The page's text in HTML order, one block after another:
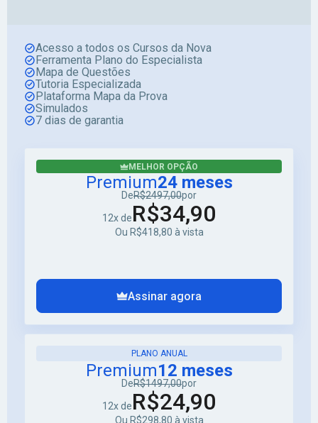
Acesso a todos os Cursos da Nova
Ferramenta Plano do Especialista
Mapa de Questões
Tutoria Especializada
Plataforma Mapa da Prova
Simulados
7 dias de garantia
MELHOR OPÇÃO
Premium24 meses
DeR$2497,00por
12x deR$34,90
Ou R$418,80 à vista
Assinar agora
PLANO ANUAL
Premium12 meses
DeR$1497,00por
12x deR$24,90
Ou R$298,80 à vista